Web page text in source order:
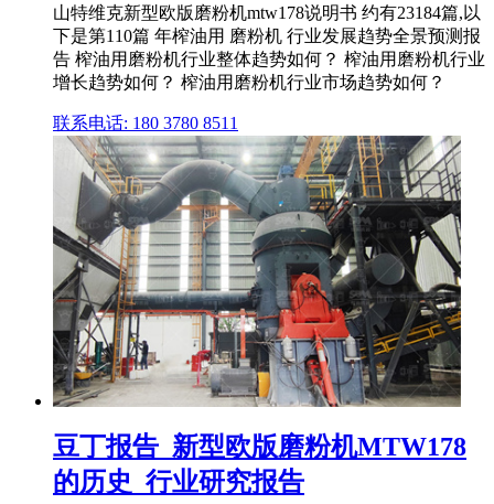
山特维克新型欧版磨粉机mtw178说明书 约有23184篇,以
下是第110篇 年榨油用 磨粉机 行业发展趋势全景预测报
告 榨油用磨粉机行业整体趋势如何？ 榨油用磨粉机行业
增长趋势如何？ 榨油用磨粉机行业市场趋势如何？
联系电话: 180 3780 8511
豆丁报告_新型欧版磨粉机MTW178
的历史_行业研究报告